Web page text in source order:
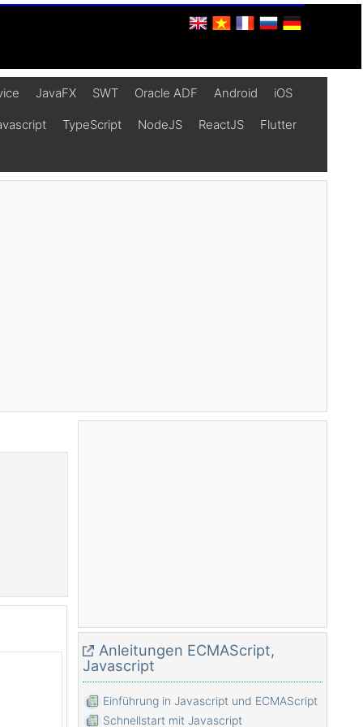
JavaFX SWT Oracle ADF Android iOS
TypeScript NodeJS ReactJS Flutter
Anleitungen ECMAScript,
Javascript
Einführung in Javascript und ECMAScript
Schnellstart mit Javascript